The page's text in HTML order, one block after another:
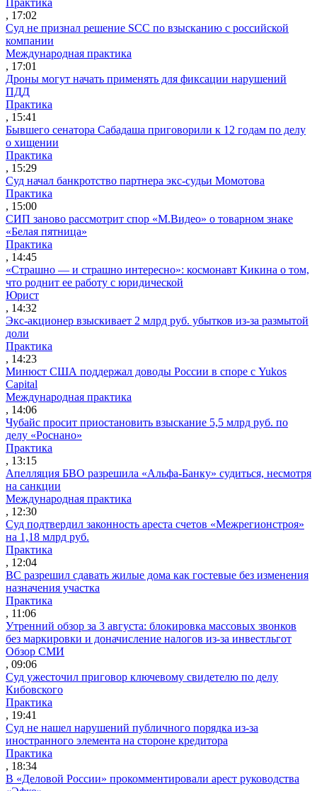
, 17:02
Суд не признал решение SCC по взысканию с российской
компании
Международная практика
, 17:01
Дроны могут начать применять для фиксации нарушений
ПДД
Практика
, 15:41
Бывшего сенатора Сабадаша приговорили к 12 годам по делу
о хищении
Практика
, 15:29
Суд начал банкротство партнера экс-судьи Момотова
Практика
, 15:00
СИП заново рассмотрит спор «М.Видео» о товарном знаке
«Белая пятница»
Практика
, 14:45
«Страшно — и страшно интересно»: космонавт Кикина о том,
что роднит ее работу с юридической
Юрист
, 14:32
Экс-акционер взыскивает 2 млрд руб. убытков из-за размытой
доли
Практика
, 14:23
Минюст США поддержал доводы России в споре с Yukos
Capital
Международная практика
, 14:06
Чубайс просит приостановить взыскание 5,5 млрд руб. по
делу «Роснано»
Практика
, 13:15
Апелляция БВО разрешила «Альфа-Банку» судиться, несмотря
на санкции
Международная практика
, 12:30
Суд подтвердил законность ареста счетов «Межрегионстроя»
на 1,18 млрд руб.
Практика
, 12:04
ВС разрешил сдавать жилые дома как гостевые без изменения
назначения участка
Практика
, 11:06
Утренний обзор за 3 августа: блокировка массовых звонков
без маркировки и доначисление налогов из-за инвестльгот
Обзор СМИ
, 09:06
Суд ужесточил приговор ключевому свидетелю по делу
Кибовского
Практика
, 19:41
Суд не нашел нарушений публичного порядка из-за
иностранного элемента на стороне кредитора
Практика
, 18:34
В «Деловой России» прокомментировали арест руководства